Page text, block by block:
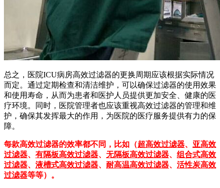
总之，医院ICU病房高效过滤器的更换周期应该根据实际情况
而定。通过定期检查和清洁维护，可以确保过滤器的使用效果
和使用寿命，从而为患者和医护人员提供更加安全、健康的医
疗环境。同时，医院管理者也应该重视高效过滤器的管理和维
护，确保其发挥最大的作用，为医院的医疗服务提供有力的保
障。
每款高效过滤器的效率都不同，比如（超高效过滤器、 亚高效
过滤器、 有隔板高效过滤器、 无隔板高效过滤器、 组合式高效
过滤器、 液槽式高效过滤器、 耐高温高效过滤器、 活性炭高效
过滤器等等）。